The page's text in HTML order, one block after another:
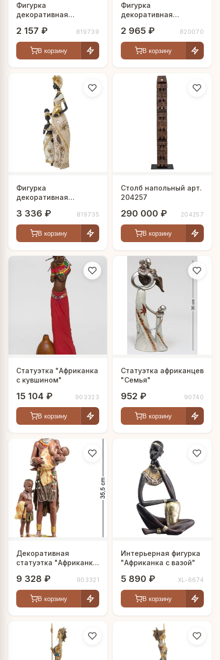
Фигурка
декоративная
H30,5 см
2 157 ₽ 819739
В корзину
Фигурка
декоративная
H23 см
2 965 ₽ 820070
В корзину
Фигурка
декоративная
H34,5 см
3 336 ₽ 819735
В корзину
Столб напольный арт.
204257
290 000 ₽ 204257
В корзину
Статуэтка "Африканка
с кувшином"
15 104 ₽ 903323
В корзину
Статуэтка африканцев
"Семья"
952 ₽ 90740
В корзину
Декоративная
статуэтка "Африканка
9 328 ₽ 903321
В корзину
Интерьерная фигурка
"Африканка с вазой"
5 890 ₽ XL-6674
В корзину